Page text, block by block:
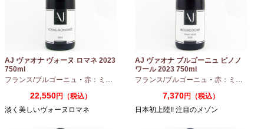
AJ ヴァオナ ヴォーヌ ロマネ 2023
750ml
フランス/ブルゴーニュ ・ 赤：ミディアムボディ ・ピノノワール
22,550円（税込）
淡く美しいヴォーヌロマネ
AJ ヴァオナ ブルゴーニュ ピノノ
ワール 2023 750ml
フランス/ブルゴーニュ ・ 赤：ミディアムボディ
7,370円（税込）
日本初上陸!! 注目のメゾン